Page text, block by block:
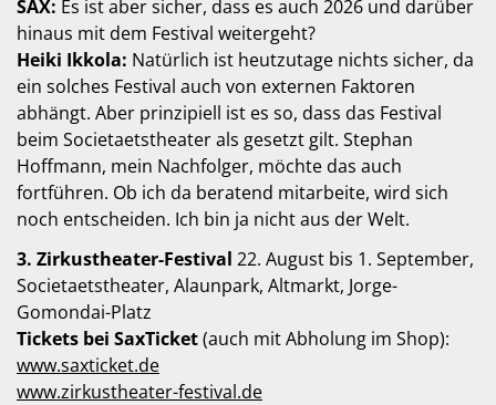
SAX: Es ist aber sicher, dass es auch 2026 und darüber
hinaus mit dem Festival weitergeht?
Heiki Ikkola: Natürlich ist heutzutage nichts sicher, da
ein solches Festival auch von externen Faktoren
abhängt. Aber prinzipiell ist es so, dass das Festival
beim Societaetstheater als gesetzt gilt. Stephan
Hoffmann, mein Nachfolger, möchte das auch
fortführen. Ob ich da beratend mitarbeite, wird sich
noch entscheiden. Ich bin ja nicht aus der Welt.
3. Zirkustheater-Festival 22. August bis 1. September,
Societaetstheater, Alaunpark, Altmarkt, Jorge-
Gomondai-Platz
Tickets bei SaxTicket(auch mit Abholung im Shop):
www.saxticket.de
www.zirkustheater-festival.de